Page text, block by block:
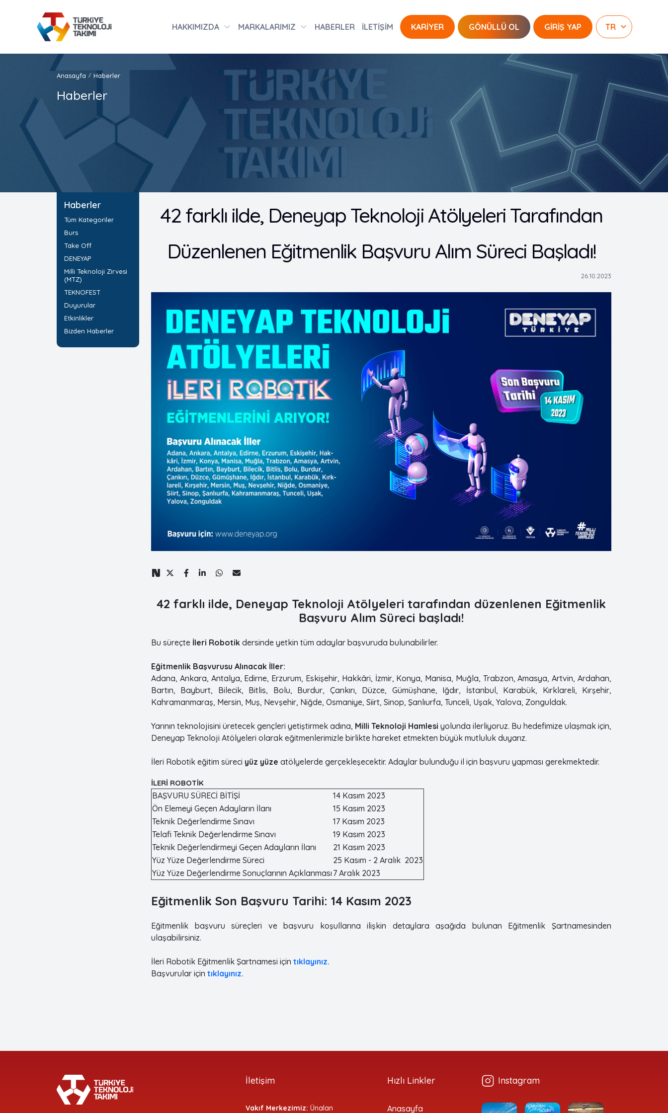
HAKKIMIZDA MARKALARIMIZ HABERLER İLETİŞİM KARİYER GÖNÜLLÜ OL GİRİŞ YAP
Anasayfa / Haberler
Haberler
Haberler
Tüm Kategoriler
Burs
Take Off
DENEYAP
Milli Teknoloji Zirvesi
(MTZ)
TEKNOFEST
Duyurular
Etkinlikler
Bizden Haberler
42 farklı ilde, Deneyap Teknoloji Atölyeleri Tarafından
Düzenlenen Eğitmenlik Başvuru Alım Süreci Başladı!
26.10.2023
42 farklı ilde, Deneyap Teknoloji Atölyeleri tarafından düzenlenen Eğitmenlik
Başvuru Alım Süreci başladı!
Bu süreçte İleri Robotik dersinde yetkin tüm adaylar başvuruda bulunabilirler.
Eğitmenlik Başvurusu Alınacak İller:
Adana, Ankara, Antalya, Edirne, Erzurum, Eskişehir, Hakkâri, İzmir, Konya, Manisa, Muğla, Trabzon, Amasya, Artvin, Ardahan,
Bartın, Bayburt, Bilecik, Bitlis, Bolu, Burdur, Çankırı, Düzce, Gümüşhane, Iğdır, İstanbul, Karabük, Kırklareli, Kırşehir,
Kahramanmaraş, Mersin, Muş, Nevşehir, Niğde, Osmaniye, Siirt, Sinop, Şanlıurfa, Tunceli, Uşak, Yalova, Zonguldak.
Yarının teknolojisini üretecek gençleri yetiştirmek adına, Milli Teknoloji Hamlesi yolunda ilerliyoruz. Bu hedefimize ulaşmak için,
Deneyap Teknoloji Atölyeleri olarak eğitmenlerimizle birlikte hareket etmekten büyük mutluluk duyarız.
İleri Robotik eğitim süreci yüz yüze atölyelerde gerçekleşecektir. Adaylar bulunduğu il için başvuru yapması gerekmektedir.
İLERİ ROBOTİK
BAŞVURU SÜRECİ BİTİŞİ
14 Kasım 2023
Ön Elemeyi Geçen Adayların İlanı
15 Kasım 2023
Teknik Değerlendirme Sınavı
17 Kasım 2023
Telafi Teknik Değerlendirme Sınavı
19 Kasım 2023
Teknik Değerlendirmeyi Geçen Adayların İlanı
21 Kasım 2023
Yüz Yüze Değerlendirme Süreci
25 Kasım - 2 Aralık 2023
Yüz Yüze Değerlendirme Sonuçlarının Açıklanması 7 Aralık 2023
Eğitmenlik Son Başvuru Tarihi: 14 Kasım 2023
Eğitmenlik başvuru süreçleri ve başvuru koşullarına ilişkin detaylara aşağıda bulunan Eğitmenlik Şartnamesinden
ulaşabilirsiniz.
İleri Robotik Eğitmenlik Şartnamesi için tıklayınız.
Başvurular için tıklayınız.
İletişim
Vakıf Merkezimiz: Ünalan
Hızlı Linkler
Anasayfa
Instagram